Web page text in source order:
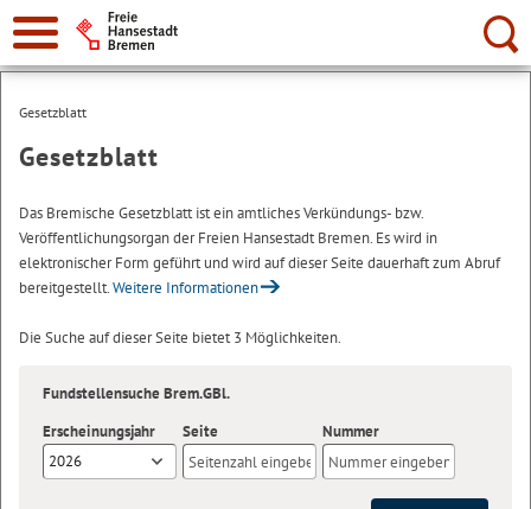
Suche:
Gesetzblatt
Gesetzblatt
Das Bremische Gesetzblatt ist ein amtliches Verkündungs- bzw.
Veröffentlichungsorgan der Freien Hansestadt Bremen. Es wird in
elektronischer Form geführt und wird auf dieser Seite dauerhaft zum Abruf
bereitgestellt.Weitere Informationen
Die Suche auf dieser Seite bietet 3 Möglichkeiten.
Fundstellensuche Brem.GBl.
Erscheinungsjahr
2026
Seite Nummer